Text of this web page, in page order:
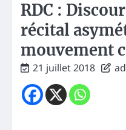
RDC :
récital
mouvement
21 juillet 2018